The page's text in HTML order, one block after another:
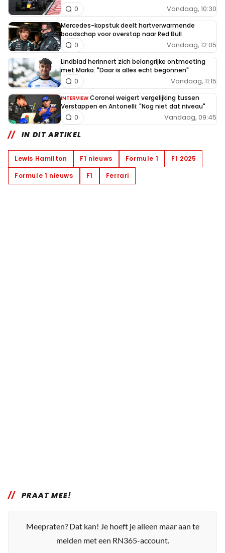
Vandaag, 10:30
0
Mercedes-kopstuk deelt hartverwarmende
boodschap voor overstap naar Red Bull
Vandaag, 12:05
0
Lindblad herinnert zich belangrijke ontmoeting
met Marko: "Daar is alles echt begonnen"
Vandaag, 11:15
0
INTERVIEW Coronel weigert vergelijking tussen
Verstappen en Antonelli: "Nog niet dat niveau"
Vandaag, 09:45
0
IN DIT ARTIKEL
Lewis Hamilton F1 nieuws Formule 1
F1 2025
Formule 1 nieuws
F1 Ferrari
PRAAT MEE!
Meepraten? Dat kan! Je hoeft je alleen maar aan te
melden met een RN365-account.